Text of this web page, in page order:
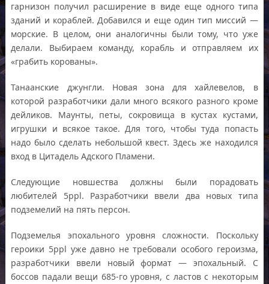
гарнизон получил расширение в виде еще одного типа
зданий и кораблей. Добавился и еще один тип миссий —
морские. В целом, они аналогичны были тому, что уже
делали. Выбираем команду, корабль и отправляем их
«грабить корованы».
Танаанские джунгли. Новая зона для хайлевелов, в
которой разработчики дали много всякого разного кроме
дейликов. Маунты, петы, сокровища в кустах кустами,
игрушки и всякое такое. Для того, чтобы туда попасть
надо было сделать небольшой квест. Здесь же находился
вход в Цитадель Адского Пламени.
Следующие новшества должны были порадовать
любителей 5ppl. Разработчики ввели два новых типа
подземелий на пять персон.
Подземелья эпохального уровня сложности. Поскольку
героики 5ppl уже давно не требовали особого героизма,
разработчики ввели новый формат — эпохальный. С
боссов падали вещи 685-го уровня, с ластов с некоторым